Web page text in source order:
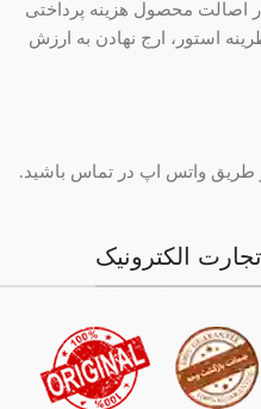
محصول هزینه پرداختی
استور، ارج نهادن به ارزش
طریق واتس اپ در تماس باشید.
الکترونیک